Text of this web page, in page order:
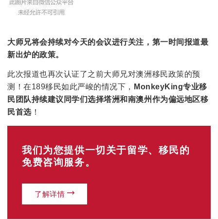
大师兄将会持续对今天的会议进行关注，第一时间报道最
新出炉的政策。
此次报道也再次认证了之前大师兄对澳洲移民政策的预
测！在189移民如此严峻的情况下，
MonkeyKing专业移
民团队持续建议同学们选择塔洲和南澳州作为偏远地区移
民首选！
我们为您提供一切关于留学、移民的
免费咨询服务。
了解详情